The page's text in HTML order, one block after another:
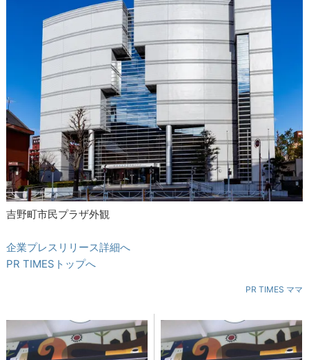
吉野町市民プラザ外観
企業プレスリリース詳細へ
PR TIMESトップへ
PR TIMES ママ